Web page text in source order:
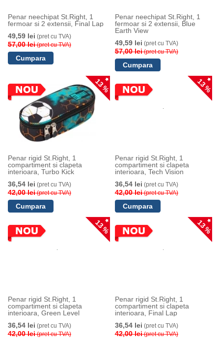
Penar neechipat St.Right, 1
fermoar si 2 extensii, Final Lap
49,59 lei (pret cu TVA)
57,00 lei(pret cu TVA)
Penar neechipat St.Right, 1
fermoar si 2 extensii, Blue
Earth View
49,59 lei (pret cu TVA)
57,00 lei(pret cu TVA)
13 %
Penar rigid St.Right, 1
compartiment si clapeta
interioara, Turbo Kick
36,54 lei (pret cu TVA)
42,00 lei(pret cu TVA)
13 %
Penar rigid St.Right, 1
compartiment si clapeta
interioara, Tech Vision
36,54 lei (pret cu TVA)
42,00 lei(pret cu TVA)
13 %
Penar rigid St.Right, 1
compartiment si clapeta
interioara, Green Level
36,54 lei (pret cu TVA)
42,00 lei(pret cu TVA)
13 %
Penar rigid St.Right, 1
compartiment si clapeta
interioara, Final Lap
36,54 lei (pret cu TVA)
42,00 lei(pret cu TVA)